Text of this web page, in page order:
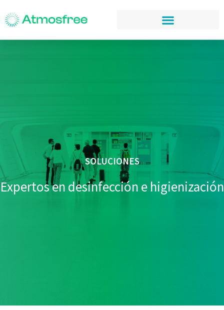
SOLUCIONES
Expertos en desinfección e higienización